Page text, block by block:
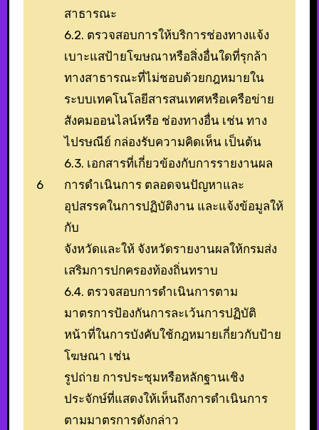
6
สาธารณะ
6.2. ตรวจสอบการให้บริการช่องทางแจ้ง
เบาะแสป้ายโฆษณาหรือสิ่งอื่นใดที่รุกล้า
ทางสาธารณะที่ไม่ชอบด้วยกฎหมายใน
ระบบเทคโนโลยีสารสนเทศหรือเครือข่าย
สังคมออนไลน์หรือ ช่องทางอื่น เช่น ทาง
ไปรษณีย์ กล่องรับความคิดเห็น เป็นต้น
6.3. เอกสารที่เกี่ยวข้องกับการรายงานผล
การดำเนินการ ตลอดจนปัญหาและ
อุปสรรคในการปฏิบัติงาน และแจ้งข้อมูลให้
กับ
จังหวัดและให้ จังหวัดรายงานผลให้กรมส่ง
เสริมการปกครองท้องถิ่นทราบ
6.4. ตรวจสอบการดำเนินการตาม
มาตรการป้องกันการละเว้นการปฏิบัติ
หน้าที่ในการบังคับใช้กฎหมายเกี่ยวกับป้าย
โฆษณา เช่น
รูปถ่าย การประชุมหรือหลักฐานเชิง
ประจักษ์ที่แสดงให้เห็นถึงการดำเนินการ
ตามมาตรการดังกล่าว